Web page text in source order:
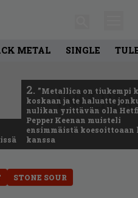
METAL SINGLE
2. ”Metallica on tiukempi
koskaan ja te haluatte
nulikan yrittävän olla
Pepper Keenan muisteli
ensimmäistä
kanssa
STONE SOUR